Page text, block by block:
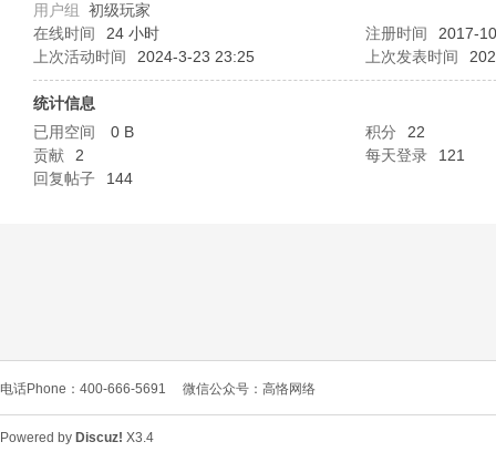
L
用户组 初级玩家
在线时间
24 小时 注册时间
2017-
上次活动时间
2024-3-23 23:25 上次发表时间
统计信息
已用空间
0 B 积分
22
贡献
2 每天登录
121
回复帖子
144
电话Phone：400-666-5691 微信公众号：高恪网络
Powered by Discuz! X3.4